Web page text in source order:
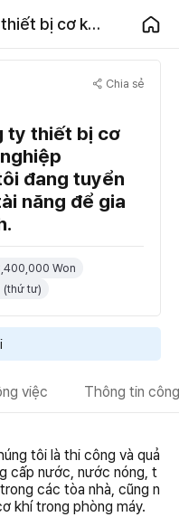
Chúng tôi là một công ty thiết bị cơ khí đặt gần Khu công nghiệp Namyangsan. Chúng tôi đang tuyển dụng những cá nhân tài năng để gia nhập đội ngũ của mình.
Chia sẻ
ty thiết bị cơ
đang tuyển
năng để gia
Won
(thứ tư)
việc Thông tin
tôi là thi công và quả
cấp nước, nước nóng, t
các tòa nhà, cũng n
khí trong phòng máy.